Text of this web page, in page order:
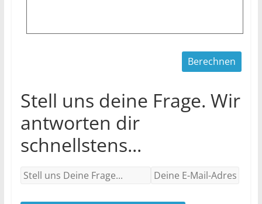
Stell uns deine Frage. Wir
antworten dir
schnellstens...